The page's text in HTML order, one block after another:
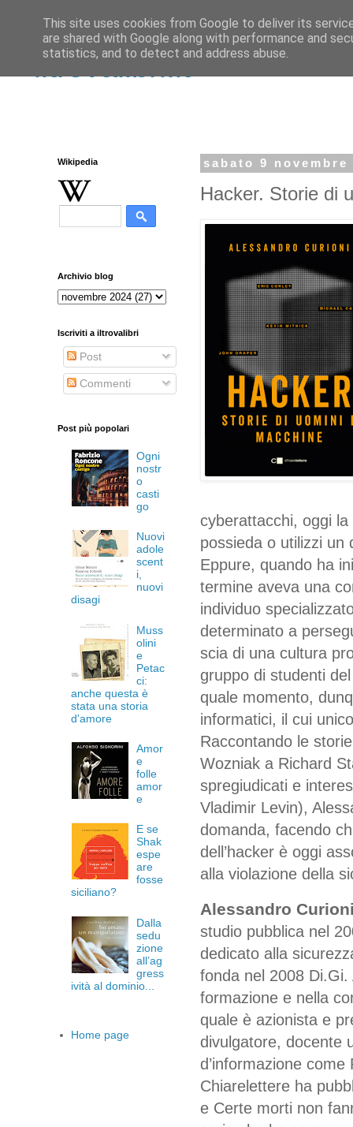
iltrovalibri.it
sabato 9 novembre
Hacker. Storie di
cyberattacchi, oggi
possieda o utilizzi un
Eppure, quando ha
termine aveva una
individuo
determinato a
scia di una cultura
gruppo di studenti
quale momento,
informatici, il cui
Raccontando le
Wozniak a Richard
spregiudicati e
Vladimir Levin),
domanda, facendo
dell’hacker è oggi
alla violazione della
Alessandro
studio pubblica nel
dedicato alla
fonda nel 2008
formazione e nella
quale è azionista e
divulgatore, docente
d’informazione
Chiarelettere ha
e Certe morti non
Wikipedia
Archivio blog
Iscriviti a iltrovalibri
Post
Commenti
Post più popolari
Ogni
nostr
o
casti
go
Nuovi
adole
scent
i,
nuovi
disagi
Muss
olini
e
Petac
ci:
anche questa è
stata una storia
d'amore
Amor
e
folle
amor
e
E se
Shak
espe
are
fosse
siciliano?
Dalla
sedu
zione
all’ag
gress
ività al dominio...
Home page
This site uses cookies from Google to deliver its
are shared with Google along with performance and
statistics, and to detect and address abuse.